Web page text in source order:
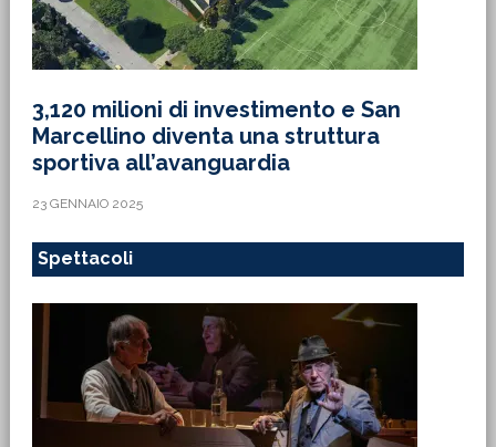
3,120 milioni di investimento e San
Marcellino diventa una struttura
sportiva all’avanguardia
23 GENNAIO 2025
Spettacoli